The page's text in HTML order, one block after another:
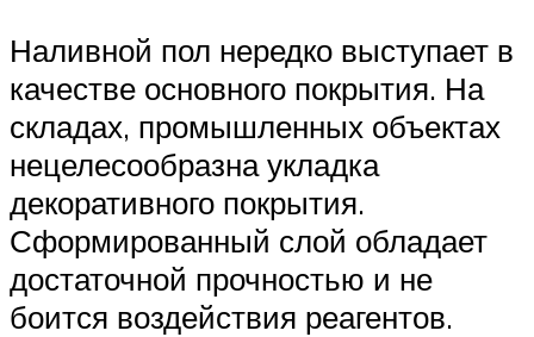
Наливной пол нередко выступает в
качестве основного покрытия. На
складах, промышленных объектах
нецелесообразна укладка
декоративного покрытия.
Сформированный слой обладает
достаточной прочностью и не
боится воздействия реагентов.